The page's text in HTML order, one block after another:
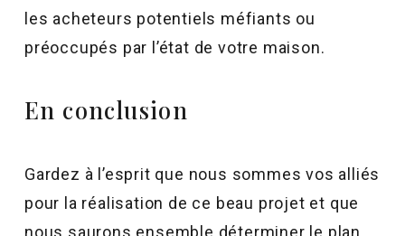
les acheteurs potentiels méfiants ou
préoccupés par l’état de votre maison.
En conclusion
Gardez à l’esprit que nous sommes vos alliés
pour la réalisation de ce beau projet et que
nous saurons ensemble déterminer le plan